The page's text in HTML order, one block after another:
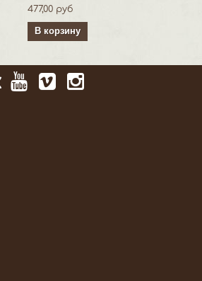
477,00 руб
В корзину